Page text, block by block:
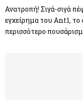
Ανατροπή! Σιγά-σιγά
εγχείρημα του Ant1, το
περισσότερο